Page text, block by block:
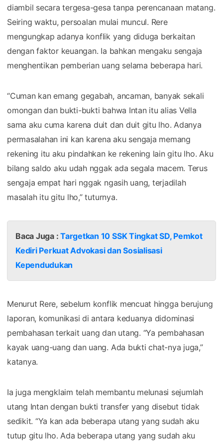
diambil secara tergesa-gesa tanpa perencanaan matang.
Seiring waktu, persoalan mulai muncul. Rere
mengungkap adanya konflik yang diduga berkaitan
dengan faktor keuangan. Ia bahkan mengaku sengaja
menghentikan pemberian uang selama beberapa hari.
“Cuman kan emang gegabah, ancaman, banyak sekali
omongan dan bukti-bukti bahwa Intan itu alias Vella
sama aku cuma karena duit dan duit gitu lho. Adanya
permasalahan ini kan karena aku sengaja memang
rekening itu aku pindahkan ke rekening lain gitu lho. Aku
bilang saldo aku udah nggak ada segala macem. Terus
sengaja empat hari nggak ngasih uang, terjadilah
masalah itu gitu lho,” tuturnya.
Baca Juga :Targetkan 10 SSK Tingkat SD, Pemkot
Kediri Perkuat Advokasi dan Sosialisasi
Kependudukan
Menurut Rere, sebelum konflik mencuat hingga berujung
laporan, komunikasi di antara keduanya didominasi
pembahasan terkait uang dan utang. “Ya pembahasan
kayak uang-uang dan uang. Ada bukti chat-nya juga,”
katanya.
Ia juga mengklaim telah membantu melunasi sejumlah
utang Intan dengan bukti transfer yang disebut tidak
sedikit. “Ya kan ada beberapa utang yang sudah aku
tutup gitu lho. Ada beberapa utang yang sudah aku